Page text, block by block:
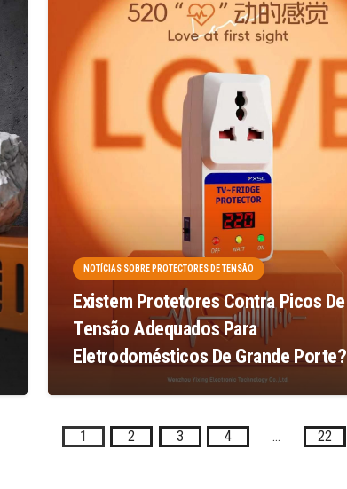
NOTÍCIAS SOBRE PROTECTORES DE TENSÃO
Existem Protetores Contra Picos De
Tensão Adequados Para
Eletrodomésticos De Grande Porte?
1 2 3 4 ... 22